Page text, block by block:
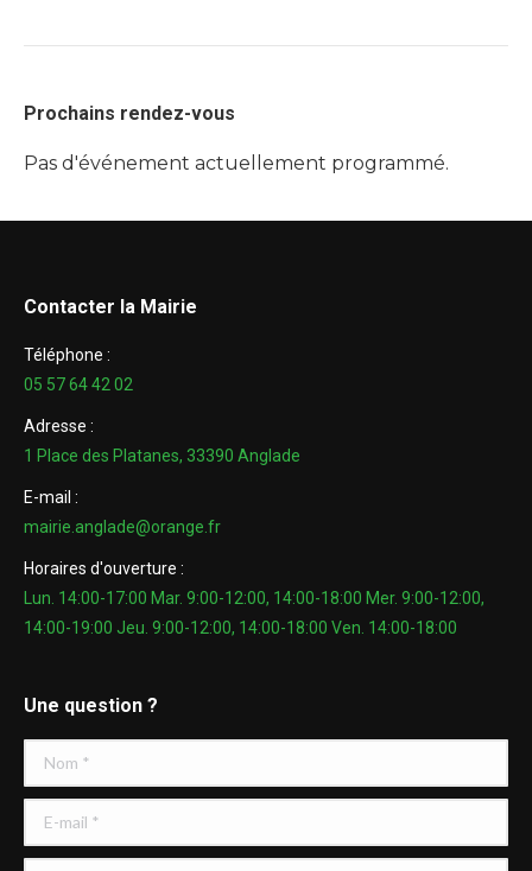
Prochains rendez-vous
Pas d'événement actuellement programmé.
Contacter la Mairie
Téléphone :
05 57 64 42 02
Adresse :
1 Place des Platanes, 33390 Anglade
E-mail :
mairie.anglade@orange.fr
Horaires d'ouverture :
Lun. 14:00-17:00 Mar. 9:00-12:00, 14:00-18:00 Mer. 9:00-12:00,
14:00-19:00 Jeu. 9:00-12:00, 14:00-18:00 Ven. 14:00-18:00
Une question ?
Nom *
E-mail *